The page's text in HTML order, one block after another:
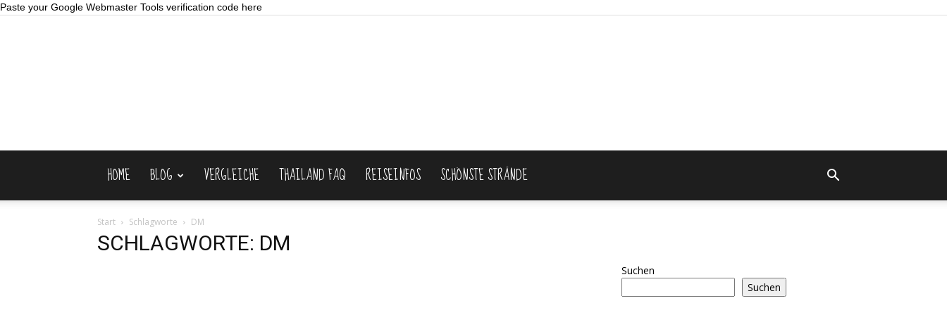
Paste your Google Webmaster Tools verification code here
HOME BLOG VERGLEICHE THAILAND FAQ REISEINFOS SCHÖNSTE STRÄNDE
Start Schlagworte DM
SCHLAGWORTE: DM
Suchen
Suchen